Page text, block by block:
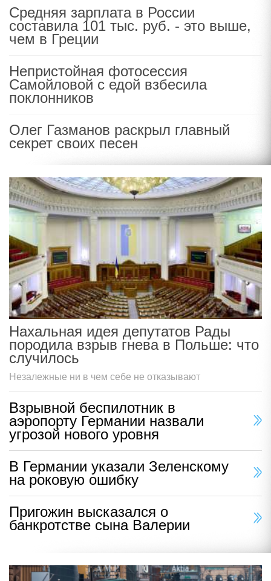
Средняя зарплата в России
составила 101 тыс. руб. - это выше,
чем в Греции
Непристойная фотосессия
Самойловой с едой взбесила
поклонников
Олег Газманов раскрыл главный
секрет своих песен
Нахальная идея депутатов Рады
породила взрыв гнева в Польше: что
случилось
Незалежные ни в чем себе не отказывают
Взрывной беспилотник в
аэропорту Германии назвали
угрозой нового уровня
В Германии указали Зеленскому
на роковую ошибку
Пригожин высказался о
банкротстве сына Валерии